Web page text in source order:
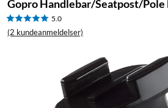
Gopro Handlebar/Seatpost/
5.0
(2 kundeanmeldelser)